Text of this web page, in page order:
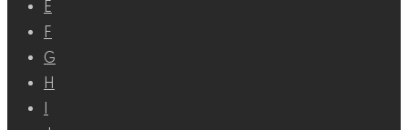
E
F
G
H